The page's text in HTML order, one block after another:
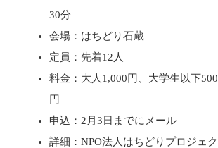
30分
会場：はちどり石蔵
定員：先着12人
料金：大人1,000円、大学生以下500
円
申込：2月3日までにメール
詳細：NPO法人はちどりプロジェク